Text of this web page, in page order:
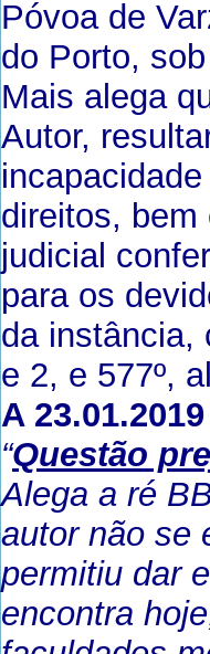
Póvoa de
do Porto,
Mais alega
Autor,
direitos,
judicial
para os
da instância,
e 2, e 577º,
A
“Questão
Alega a ré
autor não se
permitiu dar
encontra